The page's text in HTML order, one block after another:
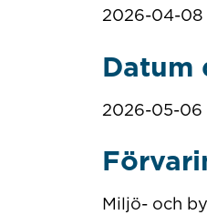
2026-04-08
Datum
2026-05-06
Miljö- och